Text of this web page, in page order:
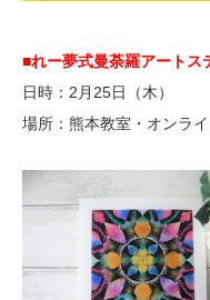
■れー夢式曼荼羅アートス
日時：2月25日（木）
場所：熊本教室・オンラ